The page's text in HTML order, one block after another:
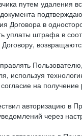
путем
Договора в
уплаты штрафа в
используя
на
авторизацию в
через